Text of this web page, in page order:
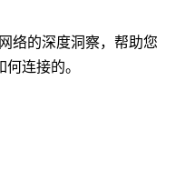
络的深度洞察，帮助您
连接的。